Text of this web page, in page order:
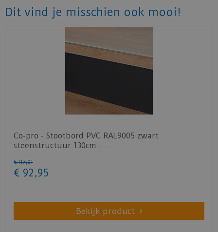
Dit vind je misschien ook mooi!
Co-pro - Stootbord PVC RAL9005 zwart
steenstructuur 130cm -…
€ 117,01
€ 92 ,95
Bekijk product